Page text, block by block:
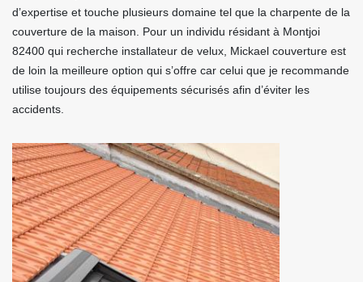
d’expertise et touche plusieurs domaine tel que la charpente de la
couverture de la maison. Pour un individu résidant à Montjoi
82400 qui recherche installateur de velux, Mickael couverture est
de loin la meilleure option qui s’offre car celui que je recommande
utilise toujours des équipements sécurisés afin d’éviter les
accidents.